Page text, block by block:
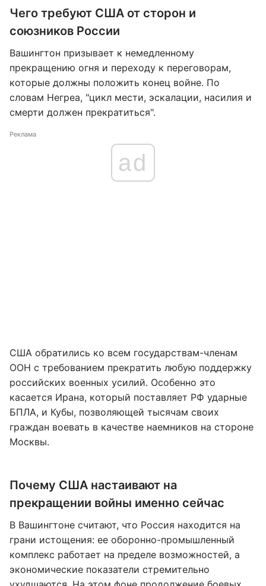
Чего требуют США от сторон и
союзников России
Вашингтон призывает к немедленному
прекращению огня и переходу к переговорам,
которые должны положить конец войне. По
словам Негреа, "цикл мести, эскалации, насилия и
смерти должен прекратиться".
Реклама
ad
США обратились ко всем государствам-членам
ООН с требованием прекратить любую поддержку
российских военных усилий. Особенно это
касается Ирана, который поставляет РФ ударные
БПЛА, и Кубы, позволяющей тысячам своих
граждан воевать в качестве наемников на стороне
Москвы.
Почему США настаивают на
прекращении войны именно сейчас
В Вашингтоне считают, что Россия находится на
грани истощения: ее оборонно-промышленный
комплекс работает на пределе возможностей, а
экономические показатели стремительно